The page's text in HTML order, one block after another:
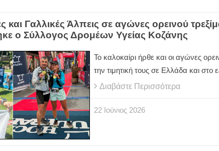
και Γαλλικές Άλπεις σε αγώνες ορεινού
ο Σύλλογος Δρομέων Υγείας Κοζάνης
Το καλοκαίρι ήρθε και οι αγώνες
την τιμητική τους σε Ελλάδα και στο
Διαβάστε Περισσότερα
22 Ιούνιος 2026